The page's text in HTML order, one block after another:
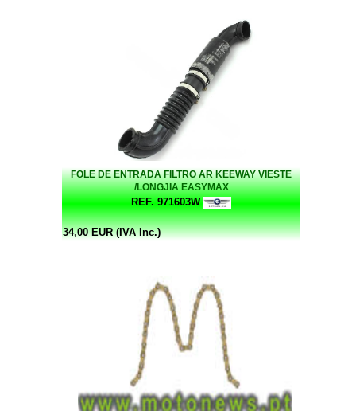
FOLE DE ENTRADA FILTRO AR KEEWAY VIESTE
/LONGJIA EASYMAX
REF. 971603W
34,00 EUR (IVA Inc.)